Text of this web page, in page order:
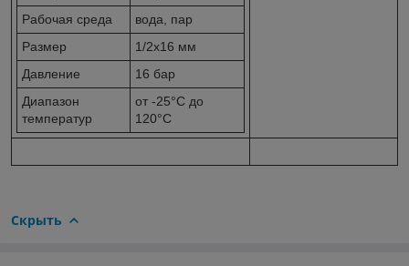
Рабочая среда
вода, пар
Размер
1/2х16 мм
Давление
16 бар
Диапазон
температур
от -25°C до
120°C
Скрыть